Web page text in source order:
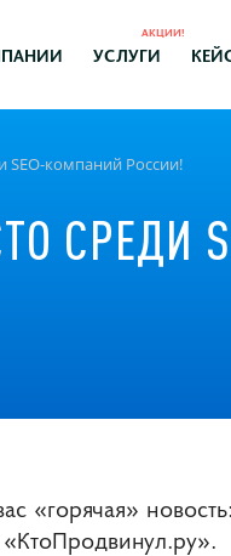
УСЛУГИ
АКЦИИ!
SEO-компаний России!
СРЕДИ
«горячая»